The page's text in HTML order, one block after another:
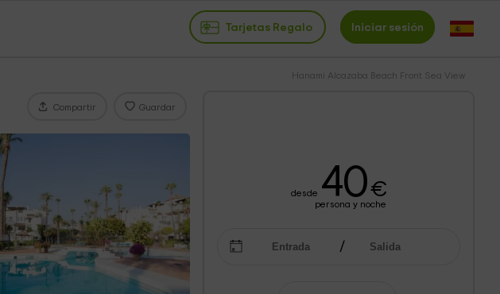
Tarjetas Regalo Iniciar sesión
Hanami Alcazaba Beach Front Sea View
Compartir Guardar
desde 40€
persona y noche